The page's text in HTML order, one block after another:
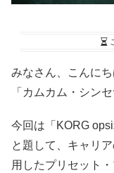
みなさん、こんにち
「カムカム・シン
今回は「KORG
と題して、キャリ
用したプリセット